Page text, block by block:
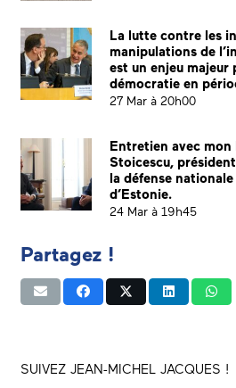
La lutte contre les
manipulations de
est un enjeu
démocratie en
27 Mar à 20h00
Entretien avec
Stoicescu,
la défense
d’Estonie.
24 Mar à 19h45
Partagez !
SUIVEZ JEAN-MICHEL JACQUES !